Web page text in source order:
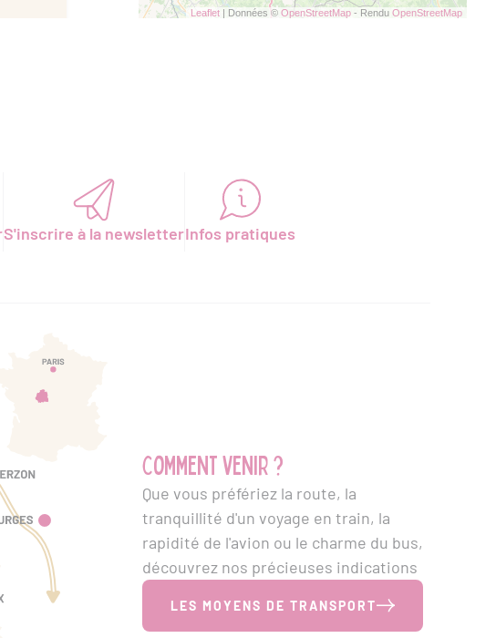
Leaflet | Données © OpenStreetMap - Rendu OpenStreetMap
S'inscrire à la newsletterInfos pratiques
Comment venir ?
Que vous préfériez la route, la
tranquillité d'un voyage en train, la
rapidité de l'avion ou le charme du bus,
découvrez nos précieuses indications
LES MOYENS DE TRANSPORT